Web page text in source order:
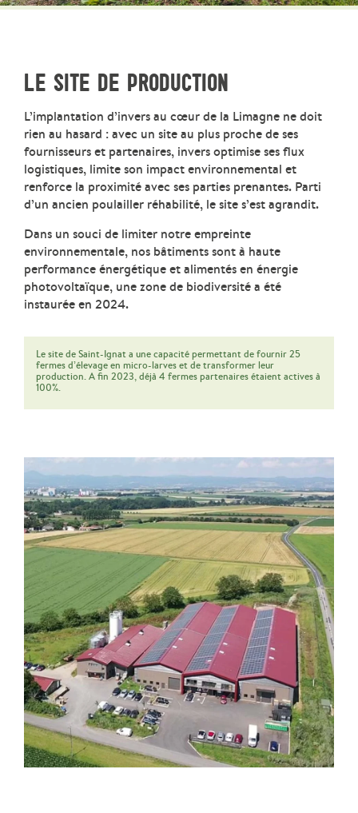
LE SITE DE PRODUCTION
L’implantation d’invers au cœur de la Limagne ne doit
rien au hasard : avec un site au plus proche de ses
fournisseurs et partenaires, invers optimise ses flux
logistiques, limite son impact environnemental et
renforce la proximité avec ses parties prenantes. Parti
d’un ancien poulailler réhabilité, le site s’est agrandit.
Dans un souci de limiter notre empreinte
environnementale, nos bâtiments sont à haute
performance énergétique et alimentés en énergie
photovoltaïque, une zone de biodiversité a été
instaurée en 2024.
Le site de Saint-Ignat a une capacité permettant de fournir 25
fermes d’élevage en micro-larves et de transformer leur
production. A fin 2023, déjà 4 fermes partenaires étaient actives à
100%.